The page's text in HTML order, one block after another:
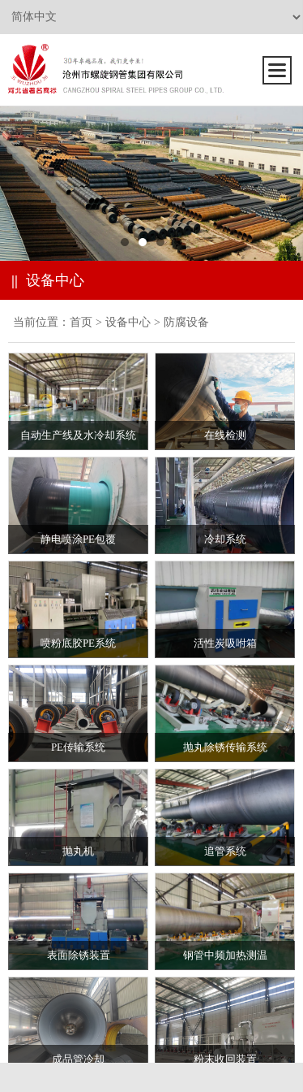
|| 设备中心
当前位置： 首页 > 设备中心 > 防腐设备
自动生产线及水冷却系统 在线检测
静电喷涂PE包覆 冷却系统
喷粉底胶PE系统 活性炭吸咐箱
PE传输系统 抛丸除锈传输系统
抛丸机 追管系统
表面除锈装置 钢管中频加热测温
成品管冷却 粉末收回装置